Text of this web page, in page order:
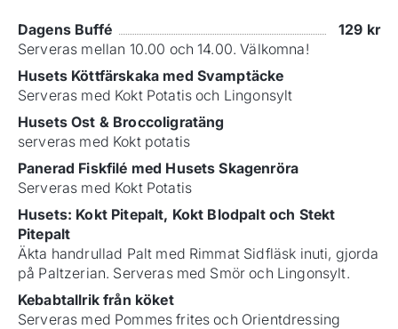
Dagens Buffé 129 kr
Serveras mellan 10.00 och 14.00. Välkomna!
Husets Köttfärskaka med Svamptäcke
Serveras med Kokt Potatis och Lingonsylt
Husets Ost & Broccoligratäng
serveras med Kokt potatis
Panerad Fiskfilé med Husets Skagenröra
Serveras med Kokt Potatis
Husets: Kokt Pitepalt, Kokt Blodpalt och Stekt
Pitepalt
Äkta handrullad Palt med Rimmat Sidfläsk inuti, gjorda
på Paltzerian. Serveras med Smör och Lingonsylt.
Kebabtallrik från köket
Serveras med Pommes frites och Orientdressing